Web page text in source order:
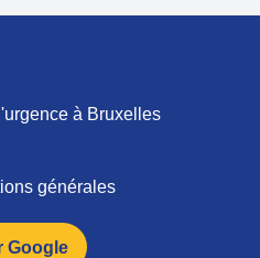
à Bruxelles
générales
Google